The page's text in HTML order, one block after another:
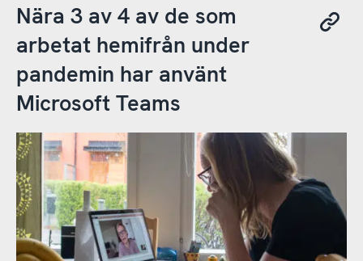
Nära 3 av 4 av de som
arbetat hemifrån under
pandemin har använt
Microsoft Teams